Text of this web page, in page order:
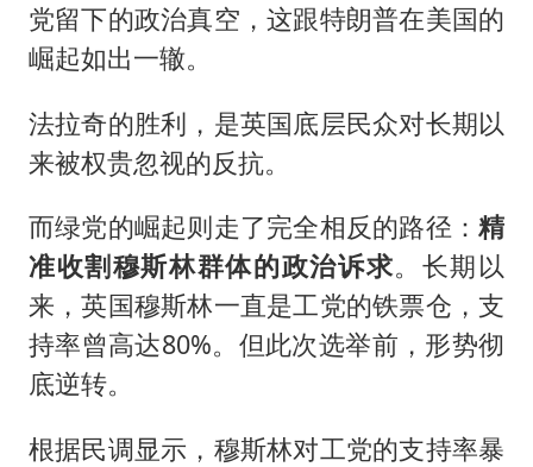
党留下的政治真空，这跟特朗普在美国的
崛起如出一辙。
法拉奇的胜利，是英国底层民众对长期以
来被权贵忽视的反抗。
而绿党的崛起则走了完全相反的路径：精
准收割穆斯林群体的政治诉求。长期以
来，英国穆斯林一直是工党的铁票仓，支
持率曾高达80%。但此次选举前，形势彻
底逆转。
根据民调显示，穆斯林对工党的支持率暴